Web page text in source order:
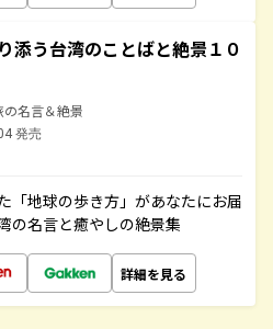
添う台湾のことばと絶景１０
の名言＆絶景
発売
「地球の歩き方」があなたにお届
の名言と癒やしの絶景集
詳細を見る